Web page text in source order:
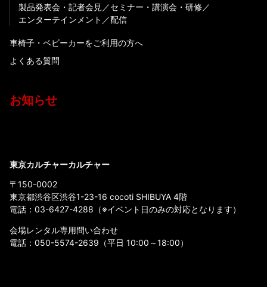
製品発表会・記者会見
セミナー・講演会・研修
エンターテインメント
配信
車椅子・ベビーカーをご利用の方へ
よくある質問
お知らせ
東京カルチャーカルチャー
〒150-0002
東京都渋谷区渋谷1-23-16 cocoti SHIBUYA 4階
電話： 03-6427-4288 （※イベント日のみの対応となります）
会場レンタル専用問い合わせ
電話： 050-5574-2639 （平日 10:00～18:00）